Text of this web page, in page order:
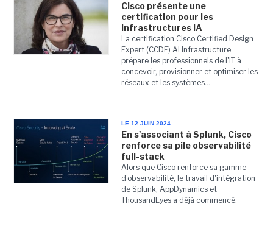
Cisco présente une
certification pour les
infrastructures IA
La certification Cisco Certified Design
Expert (CCDE) AI Infrastructure
prépare les professionnels de l'IT à
concevoir, provisionner et optimiser les
réseaux et les systèmes...
LE 12 JUIN 2024
En s'associant à Splunk, Cisco
renforce sa pile observabilité
full-stack
Alors que Cisco renforce sa gamme
d'observabilité, le travail d'intégration
de Splunk, AppDynamics et
ThousandEyes a déjà commencé.